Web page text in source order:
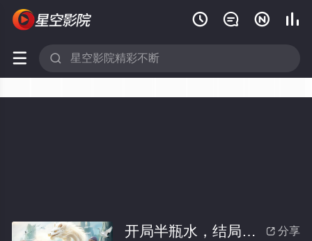
   
 
 分享
开局半瓶水，结局御苍龙(全集)